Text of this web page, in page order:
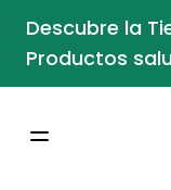
Descubre la
Productos